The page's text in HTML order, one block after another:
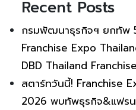
Recent Posts
กรมพัฒนาธุรกิจฯ ยกทัพ
Franchise Expo
DBD Thailand
สตาร์ทวันนี้! Franchise
2026 พบทัพธุรกิจ&แฟร